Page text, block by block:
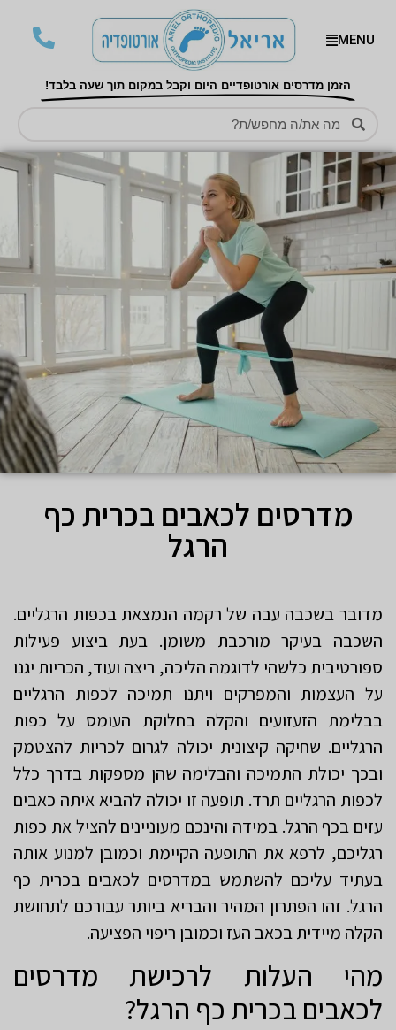
MENU
הזמן מדרסים אורטופדיים היום וקבל במקום תוך שעה בלבד!
מדרסים לכאבים בכרית כף
הרגל
מדובר בשכבה עבה של רקמה הנמצאת בכפות הרגליים.
השכבה בעיקר מורכבת משומן. בעת ביצוע פעילות
ספורטיבית כלשהי לדוגמה הליכה, ריצה ועוד, הכריות יגנו
על העצמות והמפרקים ויתנו תמיכה לכפות הרגליים
בבלימת הזעזועים והקלה בחלוקת העומס על כפות
הרגליים. שחיקה קיצונית יכולה לגרום לכריות להצטמק
ובכך יכולת התמיכה והבלימה שהן מספקות בדרך כלל
לכפות הרגליים תרד. תופעה זו יכולה להביא איתה כאבים
עזים בכף הרגל. במידה והינכם מעוניינים להציל את כפות
רגליכם, לרפא את התופעה הקיימת וכמובן למנוע אותה
בעתיד עליכם להשתמש במדרסים לכאבים בכרית כף
הרגל. זהו הפתרון המהיר והבריא ביותר עבורכם לתחושת
הקלה מיידית בכאב העז וכמובן ריפוי הפציעה.
מהי העלות לרכישת מדרסים
לכאבים בכרית כף הרגל?